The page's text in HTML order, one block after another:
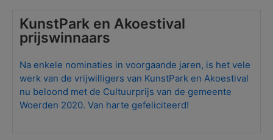
KunstPark en Akoestival
prijswinnaars
Na enkele nominaties in voorgaande jaren, is het vele
werk van de vrijwilligers van KunstPark en Akoestival
nu beloond met de Cultuurprijs van de gemeente
Woerden 2020. Van harte gefeliciteerd!